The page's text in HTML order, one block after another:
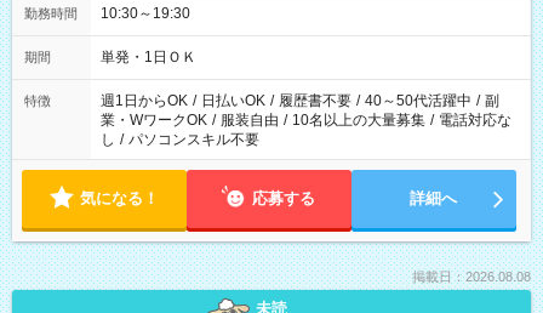
勤務時間 10:30～19:30
期間 単発・1日ＯＫ
特徴 週1日からOK / 日払いOK / 履歴書不要 / 40～50代活躍中 / 副
業・WワークOK / 服装自由 / 10名以上の大量募集 / 電話対応な
し / パソコンスキル不要
気になる！ 応募する 詳細へ
掲載日：2026.08.08
未読